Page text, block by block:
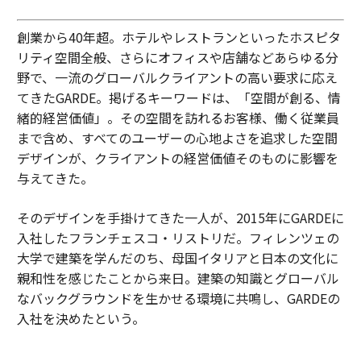
創業から40年超。ホテルやレストランといったホスピタ
リティ空間全般、さらにオフィスや店舗などあらゆる分
野で、一流のグローバルクライアントの高い要求に応え
てきたGARDE。掲げるキーワードは、「空間が創る、情
緒的経営価値」。その空間を訪れるお客様、働く従業員
まで含め、すべてのユーザーの心地よさを追求した空間
デザインが、クライアントの経営価値そのものに影響を
与えてきた。
そのデザインを手掛けてきた一人が、2015年にGARDEに
入社したフランチェスコ・リストリだ。フィレンツェの
大学で建築を学んだのち、母国イタリアと日本の文化に
親和性を感じたことから来日。建築の知識とグローバル
なバックグラウンドを生かせる環境に共鳴し、GARDEの
入社を決めたという。